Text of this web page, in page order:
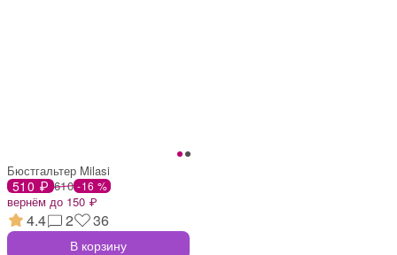
Бюстгальтер Milasi
510 ₽ 610 -16 %
вернём до 150 ₽
4.4 2 36
В корзину